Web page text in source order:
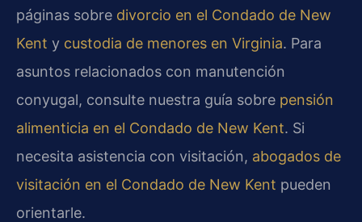
páginas sobre divorcio en el Condado de New
Kent y custodia de menores en Virginia. Para
asuntos relacionados con manutención
conyugal, consulte nuestra guía sobre pensión
alimenticia en el Condado de New Kent. Si
necesita asistencia con visitación, abogados de
visitación en el Condado de New Kent pueden
orientarle.